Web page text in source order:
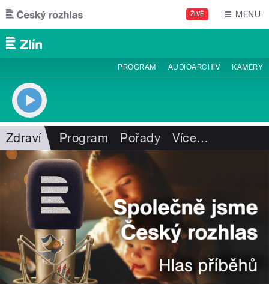
Přejít k hlavnímu obsahu
ŽIVĚ MENU
PROGRAM AUDIOARCHIV KAMERY
Zdraví Program Pořady Více…